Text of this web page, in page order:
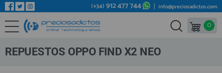
REPUESTOS MÓVILES
REPUESTOS TABLET
Bienvenid@ otra vez
YA SOY CLIENTE
(+34) 912 477 744 info@preciosadictos.com
0
REPUESTOS OPPO FIND X2 NEO